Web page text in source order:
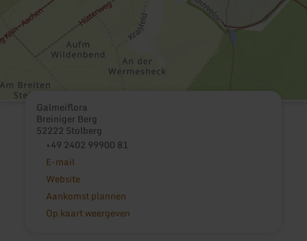
Galmeiflora
Breiniger Berg
52222 Stolberg
+49 2402 99900 81
E-mail
Website
Aankomst plannen
Op kaart weergeven